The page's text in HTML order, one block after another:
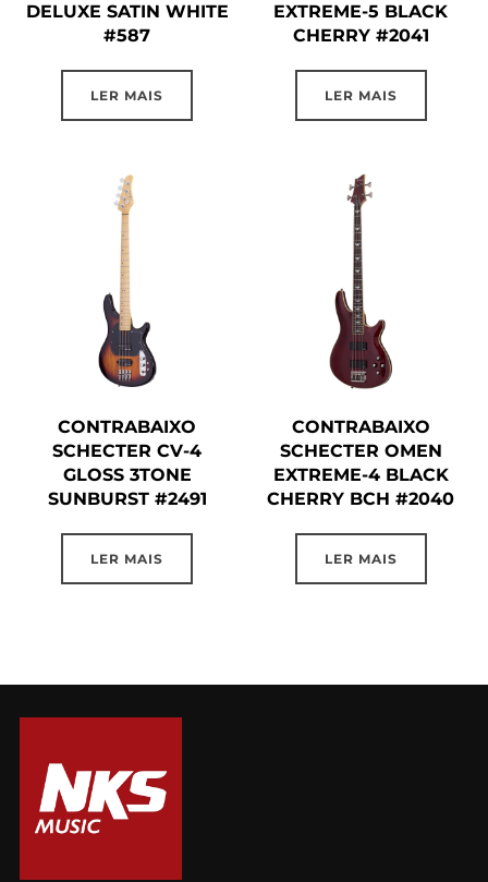
DELUXE SATIN WHITE
#587
LER MAIS
EXTREME-5 BLACK
CHERRY #2041
LER MAIS
CONTRABAIXO
SCHECTER CV-4
GLOSS 3TONE
SUNBURST #2491
LER MAIS
CONTRABAIXO
SCHECTER OMEN
EXTREME-4 BLACK
CHERRY BCH #2040
LER MAIS